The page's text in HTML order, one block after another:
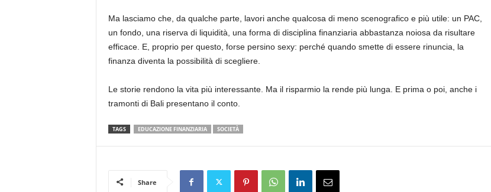
Ma lasciamo che, da qualche parte, lavori anche qualcosa di meno scenografico e più utile: un PAC,
un fondo, una riserva di liquidità, una forma di disciplina finanziaria abbastanza noiosa da risultare
efficace. E, proprio per questo, forse persino sexy: perché quando smette di essere rinuncia, la
finanza diventa la possibilità di scegliere.
Le storie rendono la vita più interessante. Ma il risparmio la rende più lunga. E prima o poi, anche i
tramonti di Bali presentano il conto.
TAGS EDUCAZIONE FINANZIARIA SOCIETÀ
Share